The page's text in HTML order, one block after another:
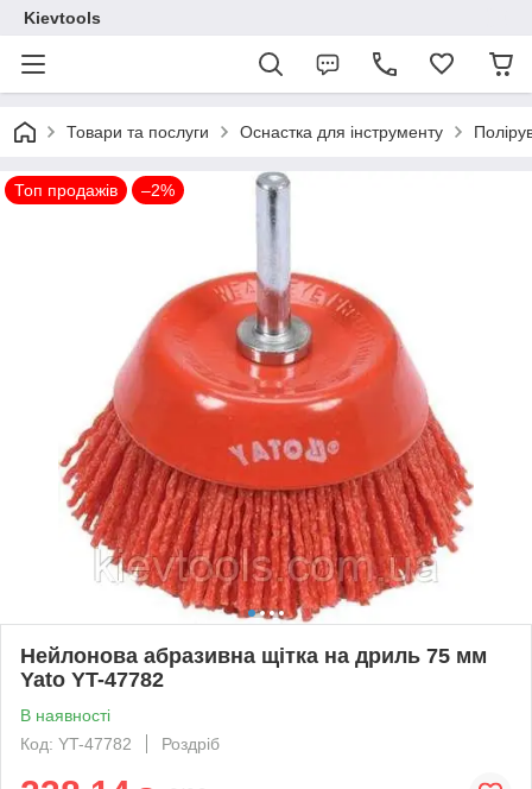
Kievtools
Товари та послуги Оснастка для інструменту
Топ продажів –2%
Нейлонова абразивна щітка на дриль 75 мм
Yato YT-47782
В наявності
Код: YT-47782
Роздріб